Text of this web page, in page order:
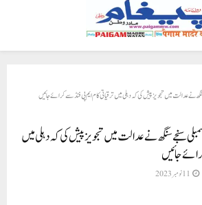
نے عدالت میں تجویز پیش کی کہ دہلی میں ترقیاتی کام ایم پی فنڈ سے کرائے جائیں
سنجے سنگھ نے عدالت میں تجویز پیش کی کہ دہلی میں
جائیں
11 نومبر 2023